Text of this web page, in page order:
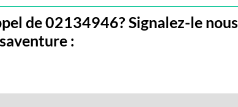
de 02134946? Signalez-le nous
: